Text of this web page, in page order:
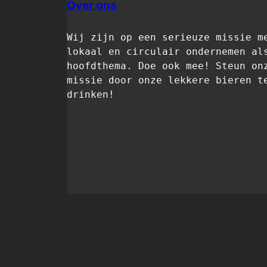
Over ons
Wij zijn op een serieuze missie
lokaal en circulair ondernemen
hoofdthema. Doe ook mee! Steun
missie door onze lekkere bieren
drinken!